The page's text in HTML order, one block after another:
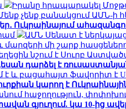
Իրանը հրապարակել
չենք բանակցում ԱՄՆ-ի
Ուկրաինայում
ԱՄՆ Սենատ է
մի շարք
նշում է Սուրբ
դարձել է
և բացահայտ ֆավորիտ է
կարող է
հաջողություն,
գյուղում. կա 10-ից